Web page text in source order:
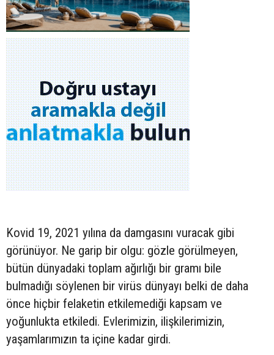
Kovid 19, 2021 yılına da damgasını vuracak gibi
görünüyor. Ne garip bir olgu: gözle görülmeyen,
bütün dünyadaki toplam ağırlığı bir gramı bile
bulmadığı söylenen bir virüs dünyayı belki de daha
önce hiçbir felaketin etkilemediği kapsam ve
yoğunlukta etkiledi. Evlerimizin, ilişkilerimizin,
yaşamlarımızın ta içine kadar girdi.